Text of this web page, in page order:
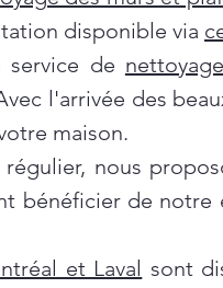
disponible via
service de
l'arrivée des
maison.
nous
bénéficier de notre
et Laval sont